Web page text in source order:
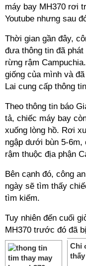
máy bay MH370 rơi
Youtube nhưng sau
Thời gian gần đây,
đưa thông tin đã
rừng rậm
giống của mình và
Lai cung cấp thông
Theo thông tin báo
tả, chiếc máy bay
xuống lòng hồ. Rơi
ngập dưới bùn 5-
rậm thuộc địa phận
Bên cạnh đó, công
ngày sẽ tìm thấy
tìm kiếm.
Tuy nhiên đến cuối
MH370 trước đó đã
Chỉ